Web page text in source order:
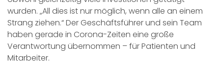
wurden. „All dies ist nur möglich, wenn alle an einem
Strang ziehen.“ Der Geschäftsführer und sein Team
haben gerade in Corona-Zeiten eine große
Verantwortung übernommen – für Patienten und
Mitarbeiter.